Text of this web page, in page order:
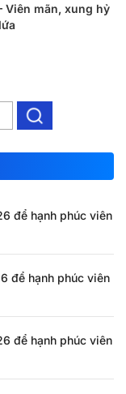
Viên mãn, xung hỷ
để hạnh phúc viên
để hạnh phúc viên
để hạnh phúc viên